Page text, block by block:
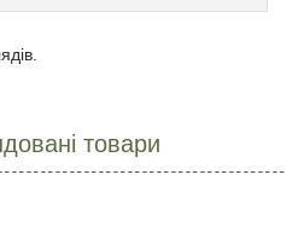
товари